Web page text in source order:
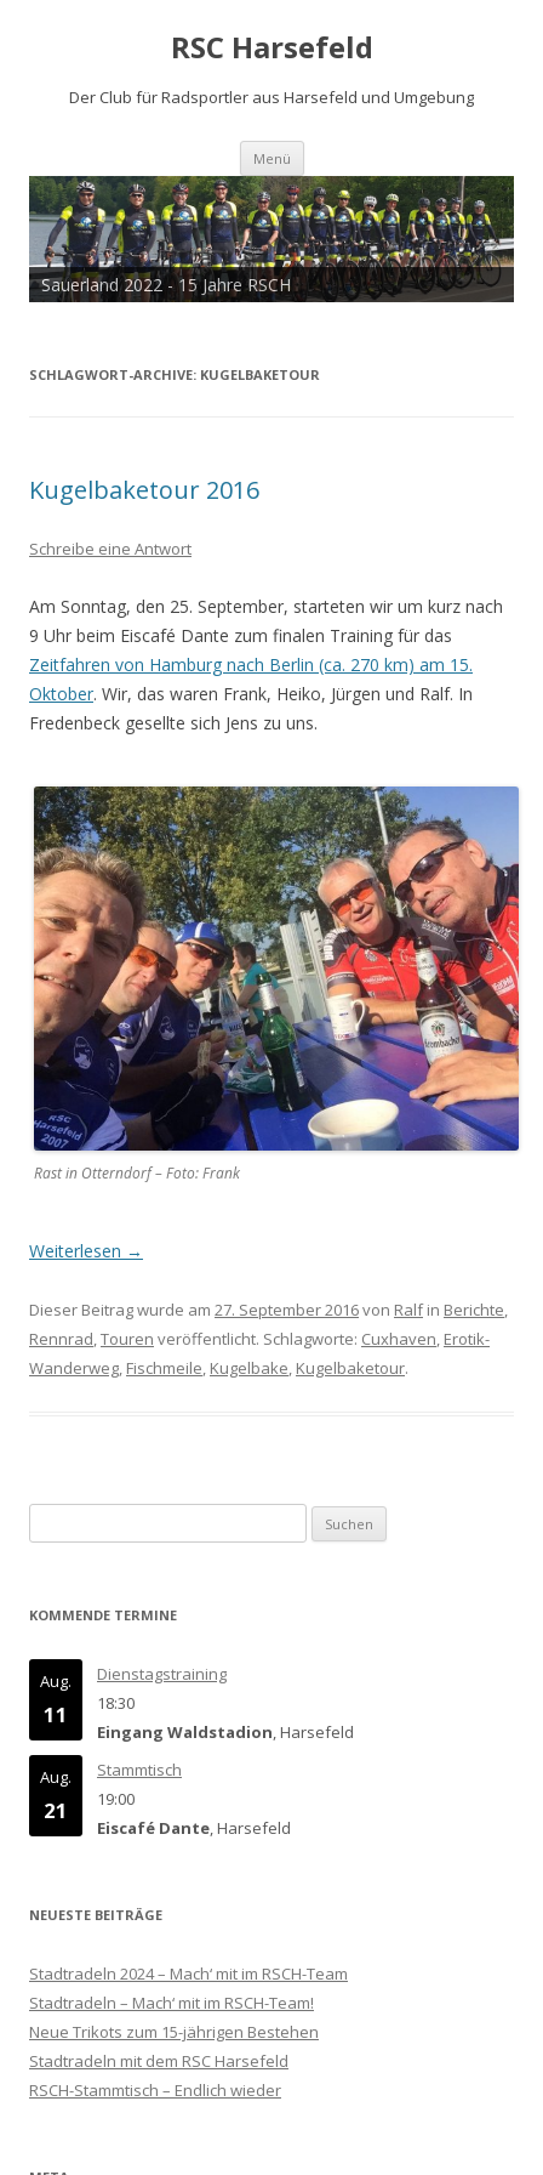
RSC Harsefeld
Der Club für Radsportler aus Harsefeld und Umgebung
Menü Zum
springen
Sauerland 2022 - 15 Jahre RSCH
Tour de Cux 2020
SCHLAGWORT-ARCHIVE: KUGELBAKETOUR
Kugelbaketour 2016
Schreibe eine Antwort
Am Sonntag, den 25. September, starteten wir um kurz nach
9 Uhr beim Eiscafé Dante zum finalen Training für das
Zeitfahren von Hamburg nach Berlin (ca. 270 km) am 15.
Oktober. Wir, das waren Frank, Heiko, Jürgen und Ralf. In
Fredenbeck gesellte sich Jens zu uns.
Rast in Otterndorf – Foto: Frank
Weiterlesen →
Dieser Beitrag wurde am 27. September 2016von Ralfin Berichte,
Rennrad,Touren veröffentlicht. Schlagworte: Cuxhaven, Erotik-
Wanderweg, Fischmeile, Kugelbake, Kugelbaketour.
nach:
KOMMENDE TERMINE
Aug.
11
Dienstagstraining
18:30
Eingang Waldstadion, Harsefeld
Aug.
21
Stammtisch
19:00
Eiscafé Dante, Harsefeld
NEUESTE BEITRÄGE
Stadtradeln 2024 – Mach‘ mit im RSCH-Team
Stadtradeln – Mach‘ mit im RSCH-Team!
Neue Trikots zum 15-jährigen Bestehen
Stadtradeln mit dem RSC Harsefeld
RSCH-Stammtisch – Endlich wieder